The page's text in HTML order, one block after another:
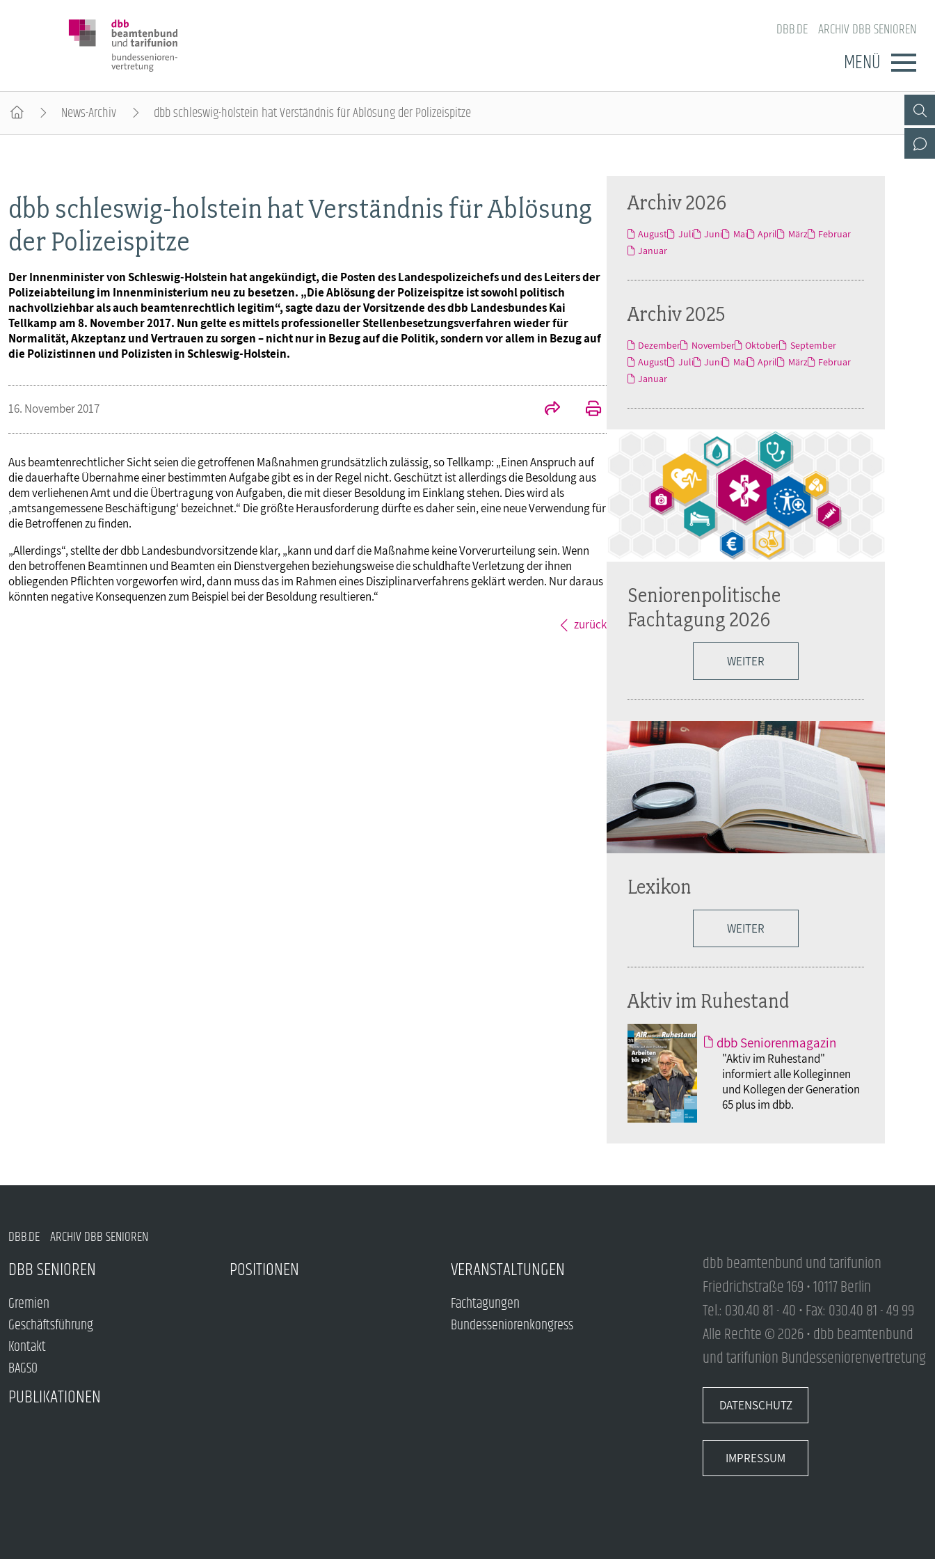
DBB.DE ARCHIV DBB SENIOREN
MENÜ
Gremien
Kontakt
BAGSO
POSITIONEN
VERANSTALTUNGEN
Fachtagungen
PUBLIKATIONEN
News-Archiv dbb schleswig-holstein hat Verständnis für Ablösung der Polizeispitze
dbb schleswig-holstein hat Verständnis für Ablösung
der Polizeispitze
Der Innenminister von Schleswig-Holstein hat angekündigt, die Posten des Landespolizeichefs und des Leiters der
Polizeiabteilung im Innenministerium neu zu besetzen. „Die Ablösung der Polizeispitze ist sowohl politisch
nachvollziehbar als auch beamtenrechtlich legitim“, sagte dazu der Vorsitzende des dbb Landesbundes Kai
Tellkamp am 8. November 2017. Nun gelte es mittels professioneller Stellenbesetzungsverfahren wieder für
Normalität, Akzeptanz und Vertrauen zu sorgen – nicht nur in Bezug auf die Politik, sondern vor allem in Bezug auf
die Polizistinnen und Polizisten in Schleswig-Holstein.
16. November 2017
Aus beamtenrechtlicher Sicht seien die getroffenen Maßnahmen grundsätzlich zulässig, so Tellkamp: „Einen Anspruch auf
die dauerhafte Übernahme einer bestimmten Aufgabe gibt es in der Regel nicht. Geschützt ist allerdings die Besoldung aus
dem verliehenen Amt und die Übertragung von Aufgaben, die mit dieser Besoldung im Einklang stehen. Dies wird als
‚amtsangemessene Beschäftigung‘ bezeichnet.“ Die größte Herausforderung dürfte es daher sein, eine neue Verwendung für
die Betroffenen zu finden.
„Allerdings“, stellte der dbb Landesbundvorsitzende klar, „kann und darf die Maßnahme keine Vorverurteilung sein. Wenn
den betroffenen Beamtinnen und Beamten ein Dienstvergehen beziehungsweise die schuldhafte Verletzung der ihnen
obliegenden Pflichten vorgeworfen wird, dann muss das im Rahmen eines Disziplinarverfahrens geklärt werden. Nur daraus
könnten negative Konsequenzen zum Beispiel bei der Besoldung resultieren.“
zurück
Archiv 2026
August Juli Juni Mai April März
Februar
Januar
Archiv 2025
Dezember November Oktober
September
August
Juli Juni Mai April März
Februar
Januar
Seniorenpolitische
Fachtagung 2026
WEITER
Lexikon
WEITER
Aktiv im Ruhestand
dbb Seniorenmagazin
"Aktiv im Ruhestand"
informiert alle Kolleginnen
und Kollegen der Generation
65 plus im dbb.
DBB.DE ARCHIV DBB SENIOREN
DBB SENIOREN
Gremien
Geschäftsführung
Kontakt
BAGSO
POSITIONEN VERANSTALTUNGEN
Fachtagungen
Bundesseniorenkongress
PUBLIKATIONEN
dbb beamtenbund und tarifunion
Friedrichstraße 169 • 10117 Berlin
Tel.: 030.40 81 - 40 • Fax: 030.40 81 - 49 99
Alle Rechte © 2026 • dbb beamtenbund
und tarifunion Bundesseniorenvertretung
DATENSCHUTZ
IMPRESSUM